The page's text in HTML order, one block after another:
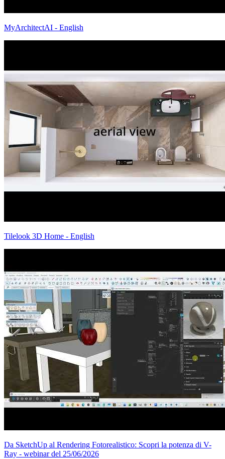
MyArchitectAI - English
Tilelook 3D Home - English
Da SketchUp al Rendering Fotorealistico: Scopri la potenza di V-
Ray - webinar del 25/06/2026